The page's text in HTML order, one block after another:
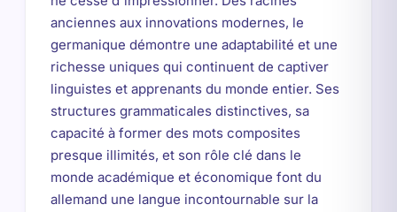
anciennes aux innovations modernes, le
germanique démontre une adaptabilité et une
richesse uniques qui continuent de captiver
linguistes et apprenants du monde entier. Ses
structures grammaticales distinctives, sa
capacité à former des mots composites
presque illimités, et son rôle clé dans le
monde académique et économique font du
allemand une langue incontournable sur la